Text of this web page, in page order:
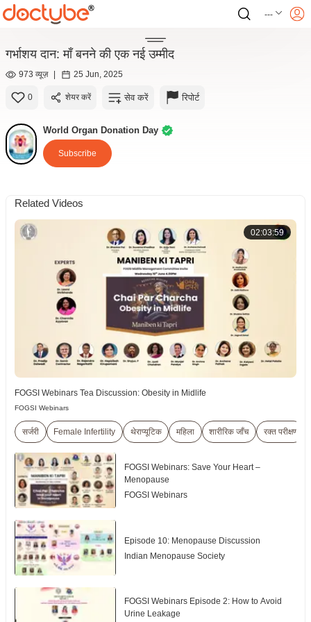
---
गर्भाशय दान: माँ बनने की एक नई उम्मीद
973 व्यूज़ | 25 Jun, 2025
0 शेयर करें सेव करें रिपोर्ट
World Organ Donation Day
Subscribe
Related Videos
02:03:59
FOGSI Webinars Tea Discussion: Obesity in Midlife
FOGSI Webinars
सर्जरी Female Infertility थेराप्यूटिक महिला शारीरिक जाँच रक्त परीक्षण
FOGSI Webinars: Save Your Heart –
Menopause
FOGSI Webinars
Episode 10: Menopause Discussion
Indian Menopause Society
FOGSI Webinars Episode 2: How to Avoid
Urine Leakage